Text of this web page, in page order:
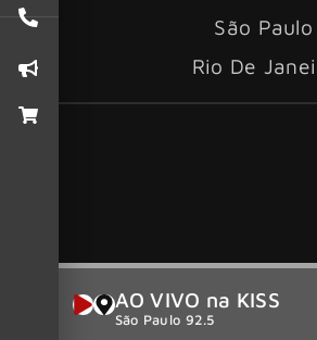
São
Rio De
AO VIVO na KISS
São Paulo 92.5